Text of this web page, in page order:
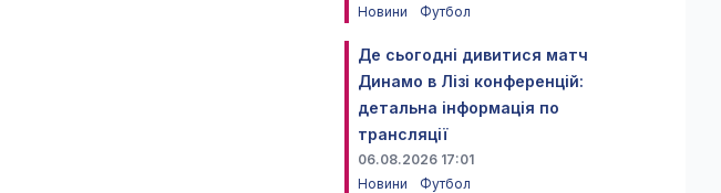
Новини
Футбол
Де сьогодні дивитися матч
Динамо в Лізі конференцій:
детальна інформація по
трансляції
06.08.2026 17:01
Новини
Футбол